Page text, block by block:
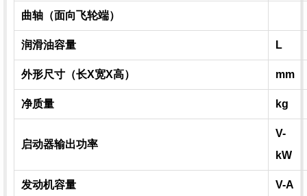
曲轴（面向飞轮端）
润滑油容量 L
外形尺寸（长X宽X高） mm
净质量 kg
启动器输出功率
V-
kW
发动机容量 V-A